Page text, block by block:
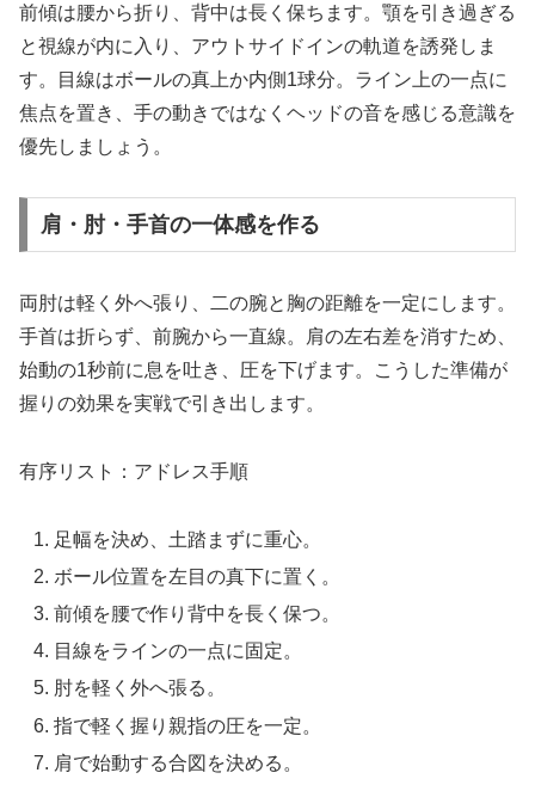
前傾は腰から折り、背中は長く保ちます。顎を引き過ぎる
と視線が内に入り、アウトサイドインの軌道を誘発しま
す。目線はボールの真上か内側1球分。ライン上の一点に
焦点を置き、手の動きではなくヘッドの音を感じる意識を
優先しましょう。
肩・肘・手首の一体感を作る
両肘は軽く外へ張り、二の腕と胸の距離を一定にします。
手首は折らず、前腕から一直線。肩の左右差を消すため、
始動の1秒前に息を吐き、圧を下げます。こうした準備が
握りの効果を実戦で引き出します。
有序リスト：アドレス手順
足幅を決め、土踏まずに重心。
ボール位置を左目の真下に置く。
前傾を腰で作り背中を長く保つ。
目線をラインの一点に固定。
肘を軽く外へ張る。
指で軽く握り親指の圧を一定。
肩で始動する合図を決める。